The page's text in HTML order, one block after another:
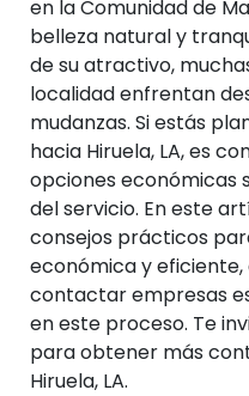
en la Comunidad de
belleza natural y
de su atractivo,
localidad enfrentan
mudanzas. Si estás
hacia Hiruela, LA, es
opciones económicas
del servicio. En este
consejos prácticos
económica y
contactar empresas
en este proceso. Te
para obtener más
Hiruela, LA.